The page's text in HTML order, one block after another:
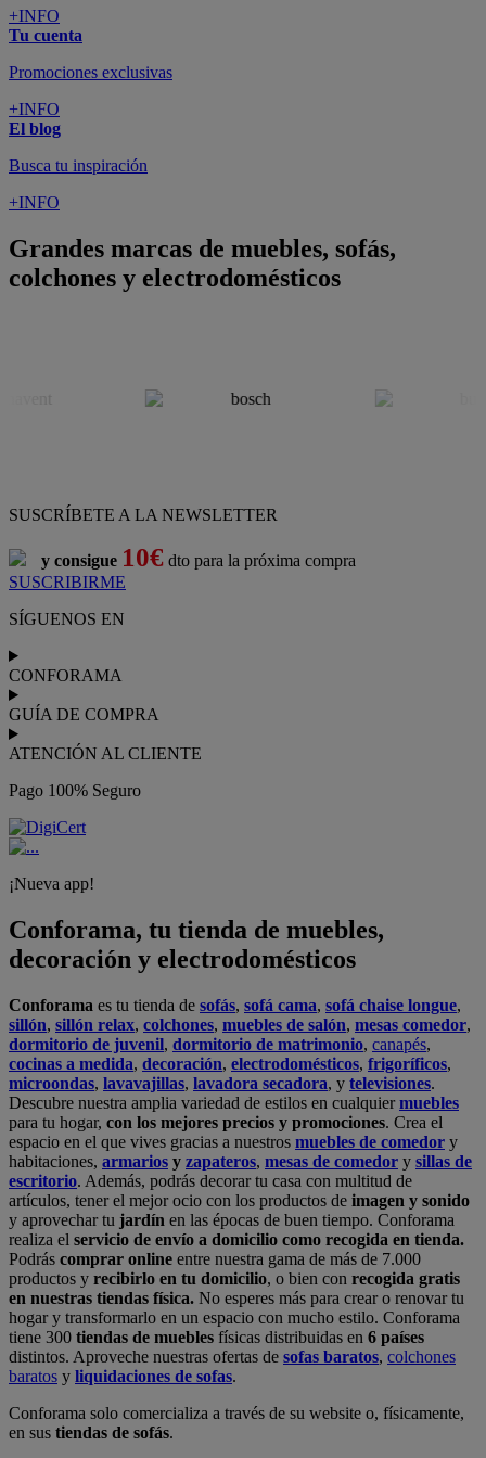
+INFO
Tu cuenta
Promociones exclusivas
+INFO
El blog
Busca tu inspiración
+INFO
Grandes marcas de muebles, sofás,
colchones y electrodomésticos
SUSCRÍBETE A LA NEWSLETTER
y consigue 10€ dto para la próxima compra
SUSCRIBIRME
SÍGUENOS EN
CONFORAMA
GUÍA DE COMPRA
ATENCIÓN AL CLIENTE
Pago 100% Seguro
¡Nueva app!
Conforama, tu tienda de muebles,
decoración y electrodomésticos
Conforama es tu tienda de sofás, sofá cama, sofá chaise longue,
sillón, sillón relax, colchones, muebles de salón, mesas comedor,
dormitorio de juvenil, dormitorio de matrimonio, canapés,
cocinas a medida, decoración, electrodomésticos, frigoríficos,
microondas, lavavajillas, lavadora secadora, y televisiones.
Descubre nuestra amplia variedad de estilos en cualquiermuebles
para tu hogar, con los mejores precios y promociones. Crea el
espacio en el que vives gracias a nuestros muebles de comedor y
habitaciones, armarios y zapateros, mesas de comedor y sillas de
escritorio. Además, podrás decorar tu casa con multitud de
artículos, tener el mejor ocio con los productos de imagen y sonido
y aprovechar tu jardín en las épocas de buen tiempo. Conforama
realiza el servicio de envío a domicilio como recogida en tienda.
Podrás comprar online entre nuestra gama de más de 7.000
productos y recibirlo en tu domicilio, o bien con recogida gratis
en nuestras tiendas física. No esperes más para crear o renovar tu
hogar y transformarlo en un espacio con mucho estilo. Conforama
tiene 300 tiendas de muebles físicas distribuidas en 6 países
distintos. Aproveche nuestras ofertas de sofas baratos, colchones
baratos y liquidaciones de sofas.
Conforama solo comercializa a través de su website o, físicamente,
en sus tiendas de sofás.